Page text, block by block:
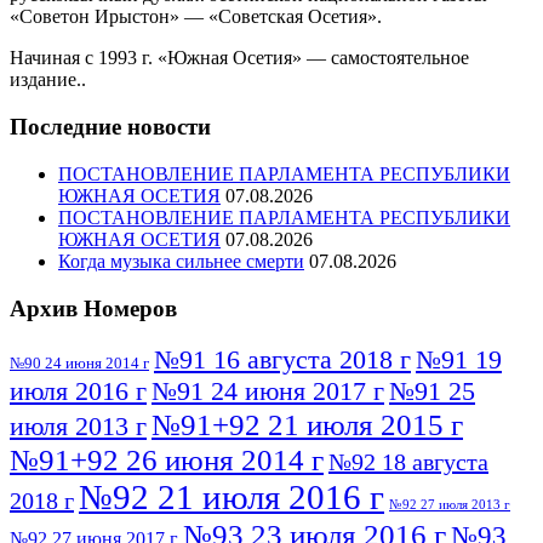
«Советон Ирыстон» — «Советская Осетия».
Начиная с 1993 г. «Южная Осетия» — самостоятельное
издание..
Последние новости
ПОСТАНОВЛЕНИЕ ПАРЛАМЕНТА РЕСПУБЛИКИ
ЮЖНАЯ ОСЕТИЯ 07.08.2026
ПОСТАНОВЛЕНИЕ ПАРЛАМЕНТА РЕСПУБЛИКИ
ЮЖНАЯ ОСЕТИЯ 07.08.2026
Когда музыка сильнее смерти 07.08.2026
Архив Номеров
№90 24 июня 2014 г №91 16 августа 2018 г№91 19
июля 2016 г№91 24 июня 2017 г№91 25
июля 2013 г№91+92 21 июля 2015 г
№91+92 26 июня 2014 г№92 18 августа
2018 г№92 21 июля 2016 г №92 27 июля 2013 г
№93 23 июля 2016 г№93